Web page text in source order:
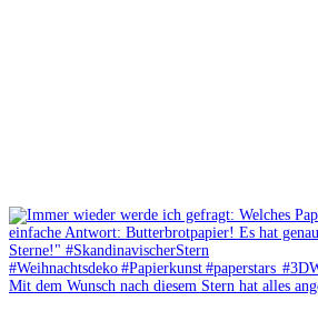
Mit dem Wunsch nach diesem Stern hat alles